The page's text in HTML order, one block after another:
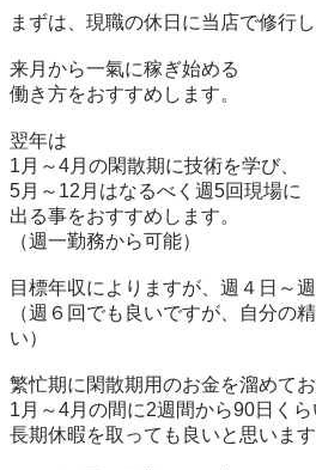
まずは、現職の休日に当店で修行し
来月から一氣に稼ぎ始める
働き方をおすすめします。
翌年は
1月～4月の閑散期に技術を学び、
5月～12月はなるべく週5回現場に
出る事をおすすめします。
（週一勤務から可能）
目標年収によりますが、週４日～
（週６回でも良いですが、自分の
い）
繁忙期に閑散期用のお金を溜めて
1月～4月の間に2週間から90日く
長期休暇を取っても良いと思います